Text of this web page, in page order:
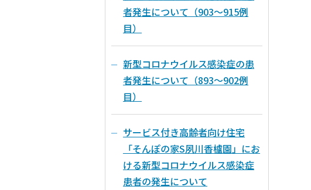
者発生について（903～915例
目）
新型コロナウイルス感染症の患
者発生について（893～902例
目）
サービス付き高齢者向け住宅
「そんぽの家S夙川香櫨園」にお
ける新型コロナウイルス感染症
患者の発生について